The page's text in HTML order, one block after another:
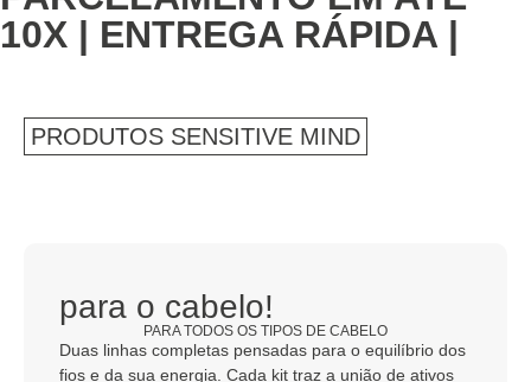
10X | ENTREGA RÁPIDA |
PRODUTOS SENSITIVE MIND
para o cabelo!
PARA TODOS OS TIPOS DE CABELO
Duas linhas completas pensadas para o equilíbrio dos
fios e da sua energia. Cada kit traz a união de ativos